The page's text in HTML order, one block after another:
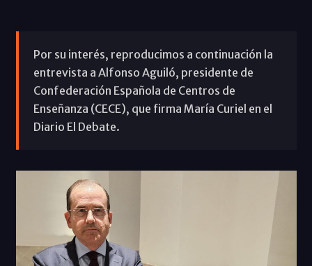
Por su interés, reproducimos a continuación la
entrevista a Alfonso Aguiló, presidente de
Confederación Española de Centros de
Enseñanza (CECE), que firma María Curiel en el
Diario El Debate.